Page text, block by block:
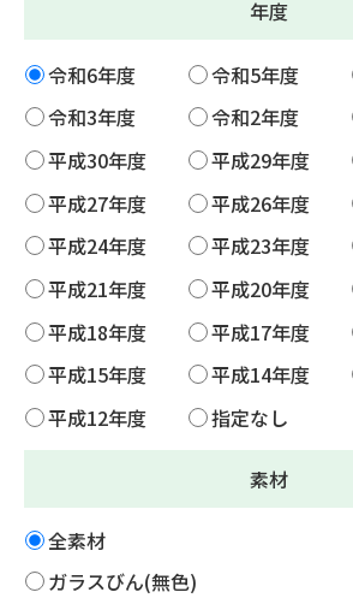
年度
令和6年度 令和5年度
令和3年度
令和2年度
平成30年度
平成29年度
平成27年度
平成26年度
平成24年度
平成23年度
平成21年度
平成20年度
平成18年度
平成17年度
平成15年度
平成14年度
平成12年度
指定なし
素材
全素材
ガラスびん(無色)